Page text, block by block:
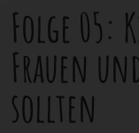
Folge 05:
Frauen
sollten